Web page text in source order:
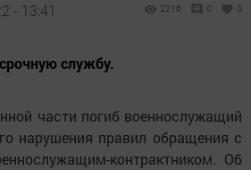
- 13:41 2216 0 0
службу.
части погиб военнослужащий
нарушения правил обращения с
контрактником. Об